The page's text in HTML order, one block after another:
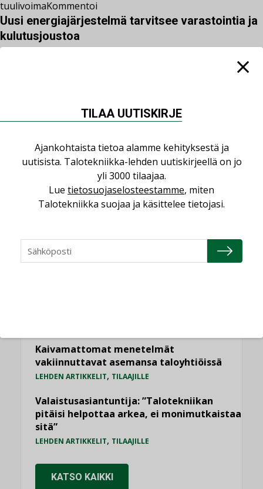
tuulivoimaKommentoi
Uusi energiajärjestelmä tarvitsee varastointia ja
kulutusjoustoa
Sähkön kulutus ja esimerkiksi tuuli- ja aurinkovoiman
LUETUIMMAT UUTISET
Datakeskusurakointi on tekniikkalaji
LEHDEN ARTIKKELIT
Jarno Hacklin Cervin yrityskaupasta:
saman katon alle”
AJANKOHTAISTA
Kaivamattomat menetelmät
vakiinnuttavat asemansa taloyhtiöissä
LEHDEN ARTIKKELIT, TILAAJILLE
Valaistusasiantuntija: ”Talotekniikan
pitäisi helpottaa arkea, ei monimutkaistaa
sitä”
LEHDEN ARTIKKELIT, TILAAJILLE
KATSO KAIKKI
TILAA UUTISKIRJE
Ajankohtaista tietoa alamme kehityksestä ja
uutisista. Talotekniikka-lehden uutiskirjeellä on jo
yli 3000 tilaajaa.
Lue tietosuojaselosteestamme, miten
Talotekniikka suojaa ja käsittelee tietojasi.